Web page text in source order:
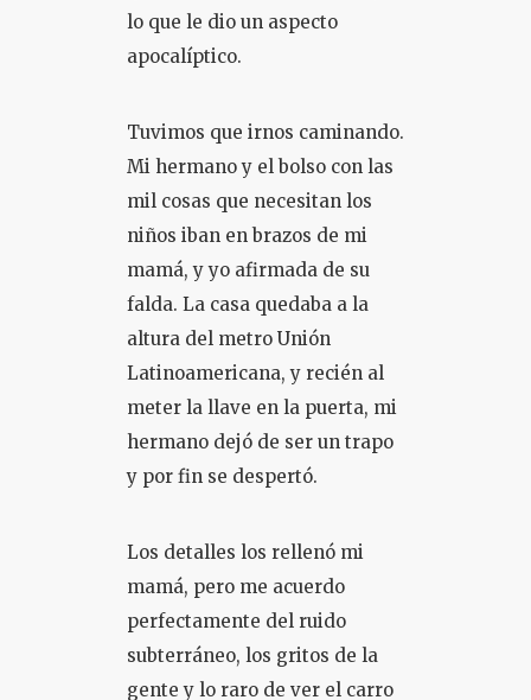
lo que le dio un aspecto
apocalíptico.
Tuvimos que irnos caminando.
Mi hermano y el bolso con las
mil cosas que necesitan los
niños iban en brazos de mi
mamá, y yo afirmada de su
falda. La casa quedaba a la
altura del metro Unión
Latinoamericana, y recién al
meter la llave en la puerta, mi
hermano dejó de ser un trapo
y por fin se despertó.
Los detalles los rellenó mi
mamá, pero me acuerdo
perfectamente del ruido
subterráneo, los gritos de la
gente y lo raro de ver el carro